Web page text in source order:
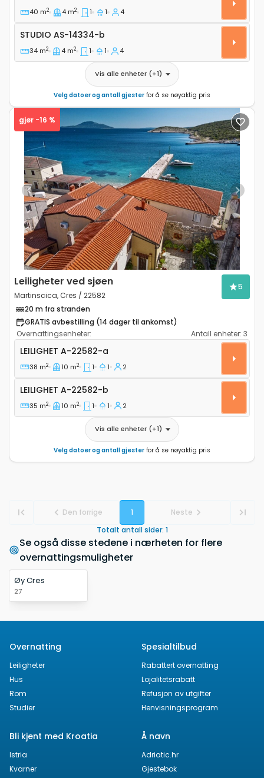
40 m2 4 m2 1 1 4
Studio AS-14334-b
STUDIO AS-14334-b
34 m2 4 m2 1 1 4
Vis alle enheter (+1)
Velg datoer og antall gjester for å se nøyaktig pris
Previous Next
gjør -16 %
Leiligheter ved sjøen
Martinscica, Cres / 22582
5
20 m fra stranden
GRATIS avbestilling (14 dager til ankomst)
Overnattingsenheter:
Antall enheter: 3
Ettroms leilighet Martinscica, Cres A-22582-a
LEILIGHET A-22582-a
38 m2 10 m2 1 1 2
Leilighet A-22582-b
LEILIGHET A-22582-b
35 m2 10 m2 1 1 2
Vis alle enheter (+1)
Velg datoer og antall gjester for å se nøyaktig pris
Den forrige 1
Neste
Totalt antall sider: 1
Se også disse stedene i nærheten for flere
overnattingsmuligheter
Øy Cres
27
Overnatting
Leiligheter
Hus
Rom
Studier
Spesialtilbud
Rabattert overnatting
Lojalitetsrabatt
Refusjon av utgifter
Henvisningsprogram
Bli kjent med Kroatia
Istria
Kvarner
Å navn
Adriatic.hr
Gjestebok